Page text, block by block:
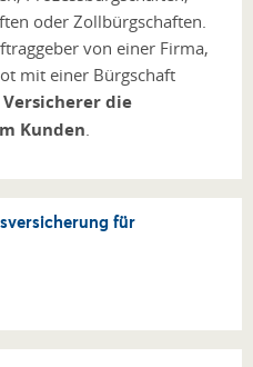
oder Zollbürgschaften.
von einer Firma,
mit einer Bürgschaft
die
Kunden
für